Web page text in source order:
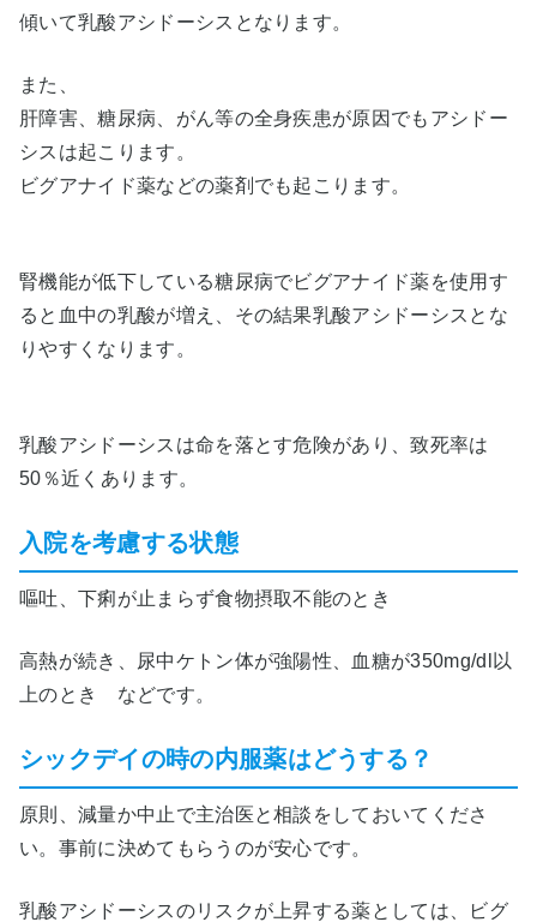
傾いて乳酸アシドーシスとなります。
また、
肝障害、糖尿病、がん等の全身疾患が原因でもアシドー
シスは起こります。
ビグアナイド薬などの薬剤でも起こります。
腎機能が低下している糖尿病でビグアナイド薬を使用す
ると血中の乳酸が増え、その結果乳酸アシドーシスとな
りやすくなります。
乳酸アシドーシスは命を落とす危険があり、致死率は
50％近くあります。
入院を考慮する状態
嘔吐、下痢が止まらず食物摂取不能のとき
高熱が続き、尿中ケトン体が強陽性、血糖が350mg/dl以
上のとき などです。
シックデイの時の内服薬はどうする？
原則、減量か中止で主治医と相談をしておいてくださ
い。事前に決めてもらうのが安心です。
乳酸アシドーシスのリスクが上昇する薬としては、ビグ